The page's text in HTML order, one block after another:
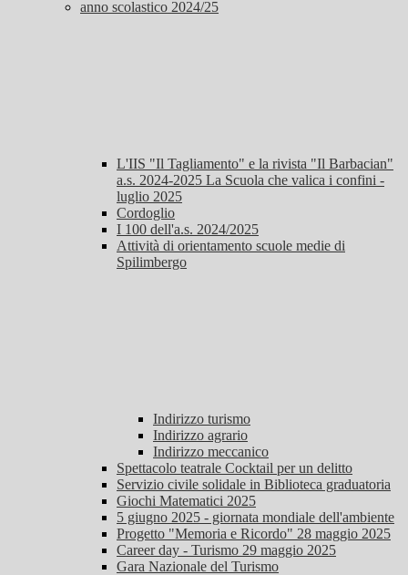
anno scolastico 2024/25
L'IIS "Il Tagliamento" e la rivista "Il Barbacian"
a.s. 2024-2025 La Scuola che valica i confini -
luglio 2025
Cordoglio
I 100 dell'a.s. 2024/2025
Attività di orientamento scuole medie di
Spilimbergo
Indirizzo turismo
Indirizzo agrario
Indirizzo meccanico
Spettacolo teatrale Cocktail per un delitto
Servizio civile solidale in Biblioteca graduatoria
Giochi Matematici 2025
5 giugno 2025 - giornata mondiale dell'ambiente
Progetto "Memoria e Ricordo" 28 maggio 2025
Career day - Turismo 29 maggio 2025
Gara Nazionale del Turismo